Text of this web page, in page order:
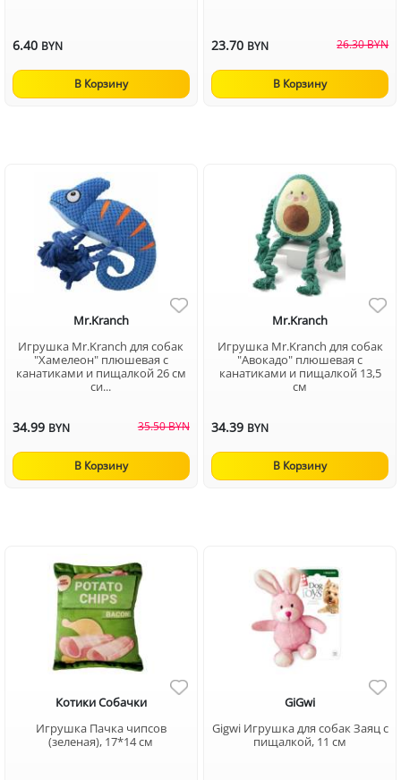
6.40 BYN
В Корзину
23.70 BYN 26.30 BYN
В Корзину
Mr.Kranch
Игрушка Mr.Kranch для собак
"Хамелеон" плюшевая с
канатиками и пищалкой 26 см
си...
34.99 BYN 35.50 BYN
В Корзину
Mr.Kranch
Игрушка Mr.Kranch для собак
"Авокадо" плюшевая с
канатиками и пищалкой 13,5
см
34.39 BYN
В Корзину
Котики Собачки
Игрушка Пачка чипсов
(зеленая), 17*14 см
GiGwi
Gigwi Игрушка для собак Заяц с
пищалкой, 11 см